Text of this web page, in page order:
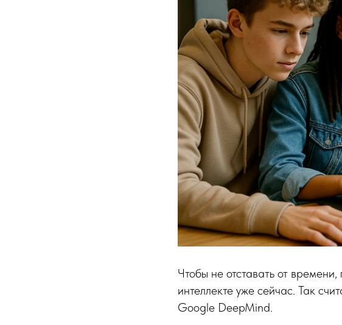
Чтобы не отставать от
интеллекте уже сейчас. Так
Google DeepMind.